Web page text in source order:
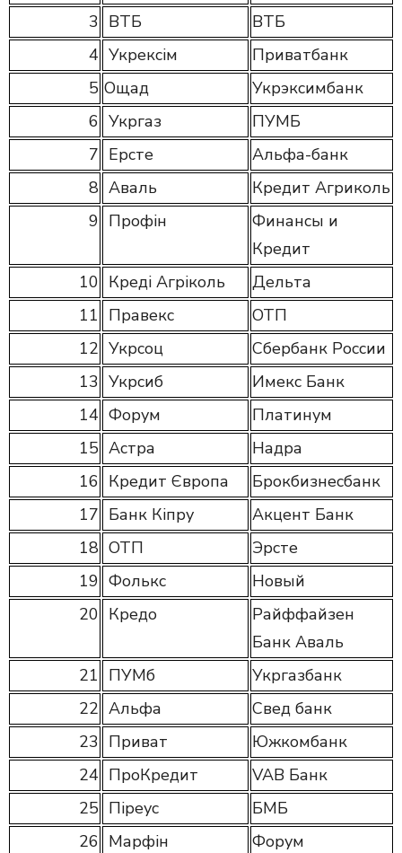
3 ВТБ
ВТБ
4 Укрексім
Приватбанк
5 Ощад
Укрэксимбанк
6 Укргаз
ПУМБ
7 Ерсте
Альфа-банк
8 Аваль
Кредит Агриколь
9 Профін
Финансы и
Кредит
10 Креді Агріколь
Дельта
11 Правекс
ОТП
12 Укрсоц
Сбербанк России
13 Укрсиб
Имекс Банк
14 Форум
Платинум
15 Астра
Надра
16 Кредит Європа
Брокбизнесбанк
17 Банк Кіпру
Акцент Банк
18 ОТП
Эрсте
19 Фолькс
Новый
20 Кредо
Райффайзен
Банк Аваль
21 ПУМб
Укргазбанк
22 Альфа
Свед банк
23 Приват
Южкомбанк
24 ПроКредит
VAB Банк
25 Піреус
БМБ
26 Марфін
Форум